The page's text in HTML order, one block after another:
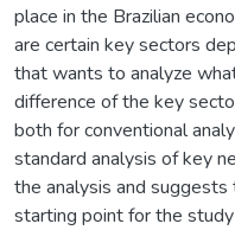
place in the Brazilian
are certain key sectors
that wants to analyze
difference of the key
both for conventional
standard analysis of key
the analysis and
starting point for the